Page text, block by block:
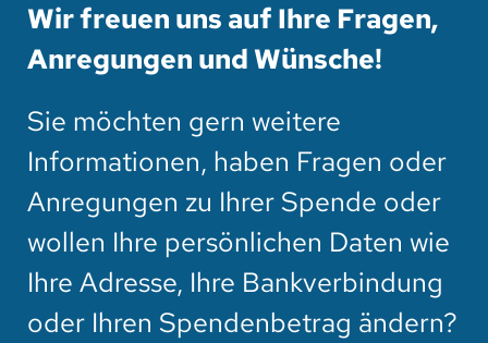
Wir freuen uns auf Ihre Fragen,
Anregungen und Wünsche!
Sie möchten gern weitere
Informationen, haben Fragen oder
Anregungen zu Ihrer Spende oder
wollen Ihre persönlichen Daten wie
Ihre Adresse, Ihre Bankverbindung
oder Ihren Spendenbetrag ändern?